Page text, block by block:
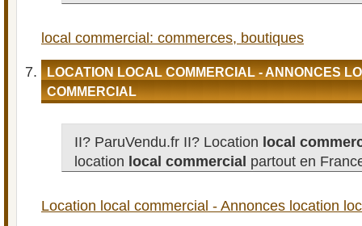
local commercial: commerces, boutiques
LOCATION LOCAL COMMERCIAL - ANNONCES
COMMERCIAL
II? ParuVendu.fr II? Location local
location local commercial partout en
Location local commercial - Annonces location